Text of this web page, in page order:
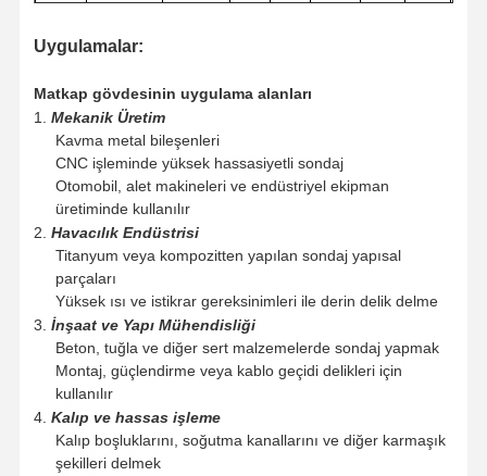
G88103-
EP-
G88103-
G88103-
29-B32
EP-
G88103-
120
G88103-
131 148 60 32
G88103-
131
G88103-
32-B32
131 148 60 32 8 32
G88103-
321-B40
136 159 70 40 9 32.01 33
G88103-
33-B40
136 159 70 40 9 33 34
34-B40
35-B40
144 166 70 40 9 35 36
Uygulamalar:
Matkap gövdesinin uygulama alanları
1.
Mekanik Üretim
Kavma metal bileşenleri
CNC işleminde yüksek hassasiyetli sondaj
Otomobil, alet makineleri ve endüstriyel ekipman
üretiminde kullanılır
2. Havacılık Endüstrisi
Titanyum veya kompozitten yapılan sondaj yapısal
parçaları
Yüksek ısı ve istikrar gereksinimleri ile derin delik delme
3. İnşaat ve Yapı Mühendisliği
Beton, tuğla ve diğer sert malzemelerde sondaj yapmak
Montaj, güçlendirme veya kablo geçidi delikleri için
kullanılır
4. Kalıp ve hassas işleme
Kalıp boşluklarını, soğutma kanallarını ve diğer karmaşık
şekilleri delmek